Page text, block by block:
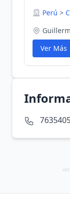
Perú >
Ver Más